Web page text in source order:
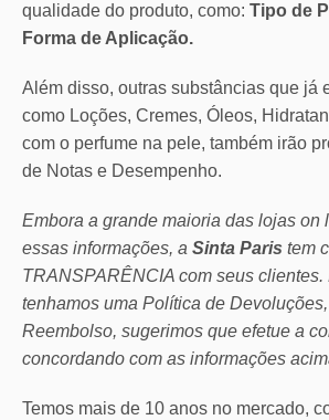
qualidade do produto, como: Tipo de
Forma de Aplicação.
Além disso, outras substâncias que já
como Loções, Cremes, Óleos,
com o perfume na pele, também irão
de Notas e Desempenho.
Embora a grande maioria das lojas on
essas informações, a Sinta Paris tem
TRANSPARÊNCIA com seus clientes.
tenhamos uma Política de
Reembolso, sugerimos que efetue a
concordando com as informações
Temos mais de 10 anos no mercado,